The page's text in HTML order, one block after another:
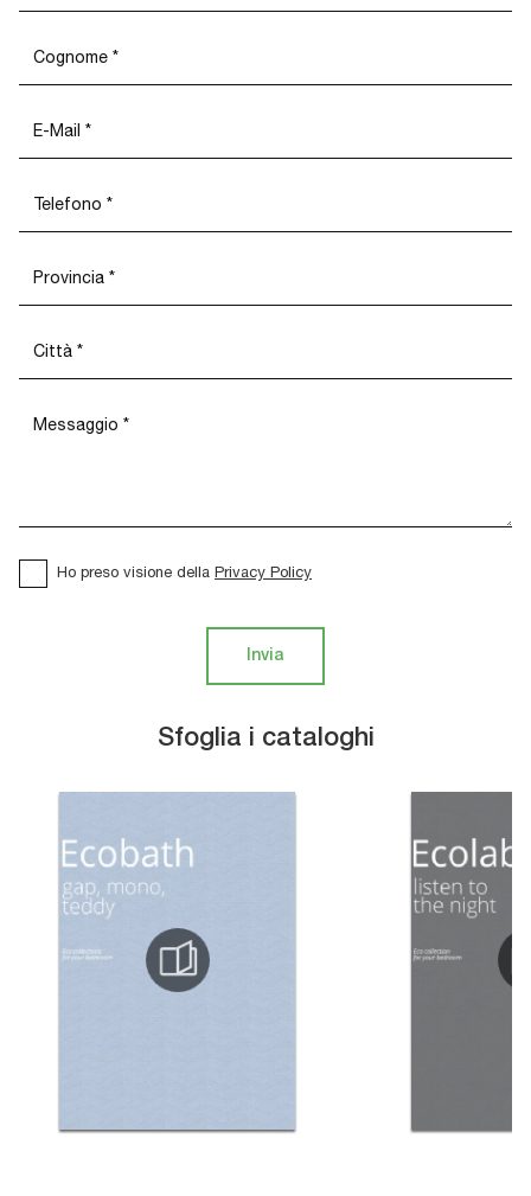
Sfoglia i cataloghi
Ho preso visione della Privacy Policy
Invia